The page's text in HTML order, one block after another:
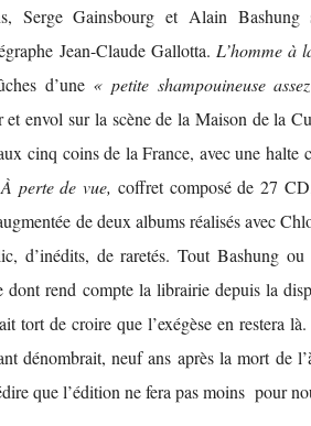
Serge Gainsbourg et Alain
Jean-Claude Gallotta. L’homme à
d’une « petite shampouineuse
envol sur la scène de la Maison de la
cinq coins de la France, avec une halte
À perte de vue, coffret composé de 27
de deux albums réalisés avec
d’inédits, de raretés. Tout Bashung
dont rend compte la librairie depuis la
tort de croire que l’exégèse en restera
dénombrait, neuf ans après la mort de
que l’édition ne fera pas moins pour